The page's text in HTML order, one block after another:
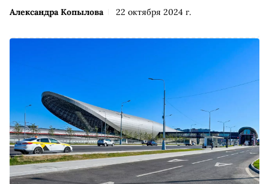
Александра Копылова 22 октября 2024 г.